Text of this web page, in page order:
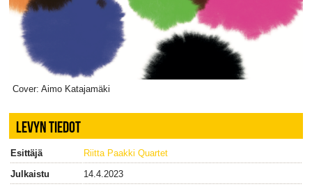
Cover: Aimo Katajamäki
LEVYN TIEDOT
Esittäjä
Riitta Paakki Quartet
Julkaistu
14.4.2023